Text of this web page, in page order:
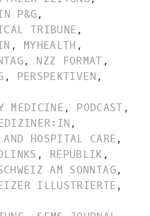
P&G,
TRIBUNE ,
, MYHEALTH ,
, NZZ FORMAT ,
, PERSPEKTIVEN ,
MEDICINE , PODCAST ,
,
AND HOSPITAL CARE ,
, REPUBLIK ,
AM SONNTAG,
ILLUSTRIERTE ,